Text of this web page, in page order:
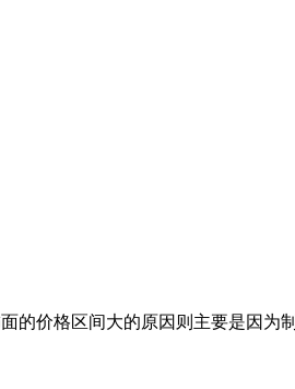
的价格区间大的原因则主要是因为